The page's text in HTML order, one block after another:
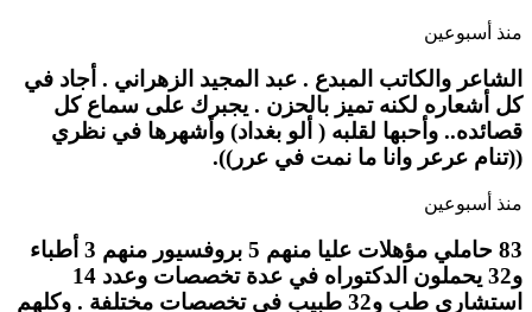
منذ أسبوعين
الشاعر والكاتب المبدع . عبد المجيد الزهراني . أجاد في
كل أشعاره لكنه تميز بالحزن . يجبرك على سماع كل
قصائده.. وأحبها لقلبه ( ألو بغداد) وأشهرها في نظري
((تنام عرعر وانا ما نمت في عرر)).
منذ أسبوعين
83 حاملي مؤهلات عليا منهم 5 بروفسيور منهم 3 أطباء
و32 يحملون الدكتوراه في عدة تخصصات وعدد 14
استشاري طب و32 طبيب في تخصصات مختلفة . وكلهم